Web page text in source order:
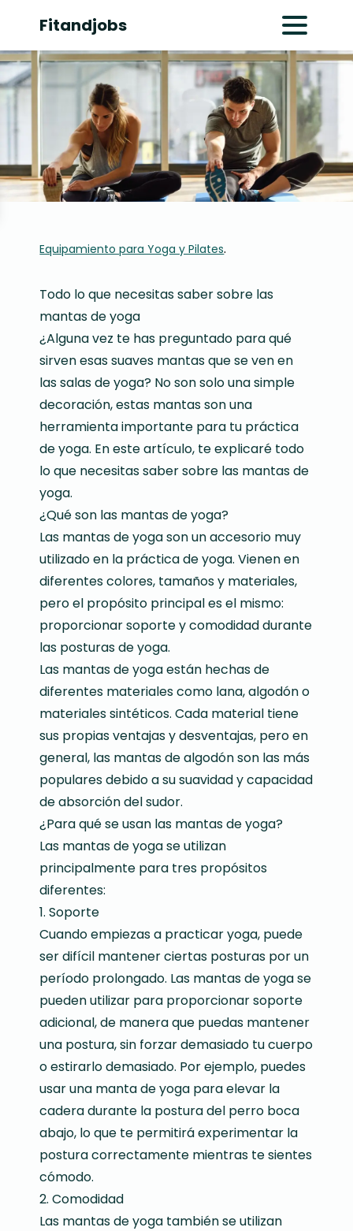
Fitandjobs Abrir menú
Equipamiento para Yoga y Pilates.
Todo lo que necesitas saber sobre las
mantas de yoga
¿Alguna vez te has preguntado para qué
sirven esas suaves mantas que se ven en
las salas de yoga? No son solo una simple
decoración, estas mantas son una
herramienta importante para tu práctica
de yoga. En este artículo, te explicaré todo
lo que necesitas saber sobre las mantas de
yoga.
¿Qué son las mantas de yoga?
Las mantas de yoga son un accesorio muy
utilizado en la práctica de yoga. Vienen en
diferentes colores, tamaños y materiales,
pero el propósito principal es el mismo:
proporcionar soporte y comodidad durante
las posturas de yoga.
Las mantas de yoga están hechas de
diferentes materiales como lana, algodón o
materiales sintéticos. Cada material tiene
sus propias ventajas y desventajas, pero en
general, las mantas de algodón son las más
populares debido a su suavidad y capacidad
de absorción del sudor.
¿Para qué se usan las mantas de yoga?
Las mantas de yoga se utilizan
principalmente para tres propósitos
diferentes:
1. Soporte
Cuando empiezas a practicar yoga, puede
ser difícil mantener ciertas posturas por un
período prolongado. Las mantas de yoga se
pueden utilizar para proporcionar soporte
adicional, de manera que puedas mantener
una postura, sin forzar demasiado tu cuerpo
o estirarlo demasiado. Por ejemplo, puedes
usar una manta de yoga para elevar la
cadera durante la postura del perro boca
abajo, lo que te permitirá experimentar la
postura correctamente mientras te sientes
cómodo.
2. Comodidad
Las mantas de yoga también se utilizan